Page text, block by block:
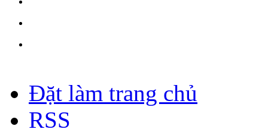
Đặt làm trang chủ
RSS